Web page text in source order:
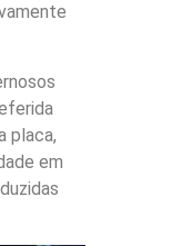
placa,
em